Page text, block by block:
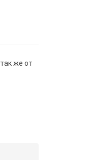
же от